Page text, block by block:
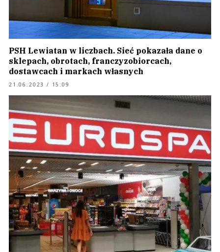
PSH Lewiatan w liczbach. Sieć pokazała dane o
sklepach, obrotach, franczyzobiorcach,
dostawcach i markach własnych
21.06.2023 / 15:09